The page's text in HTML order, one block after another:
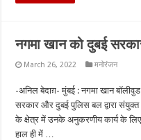
नगमा खान को दुबई
March 26, 2022 मनोरंजन
-अनिल बेदाग़- मुंबई : नगमा खान
सरकार और दुबई पुलिस बल द्वारा संयुक्त
के क्षेत्र में उनके अनुकरणीय कार्य के
हाल ही में …